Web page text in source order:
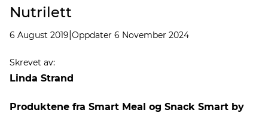
Nutrilett
6 August 2019 Oppdater 6 November 2024
Skrevet av:
Linda Strand
Produktene fra Smart Meal og Snack Smart by